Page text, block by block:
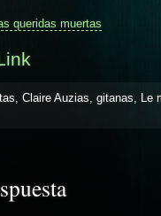
queridas muertas
, Claire Auzias, gitanas, Le